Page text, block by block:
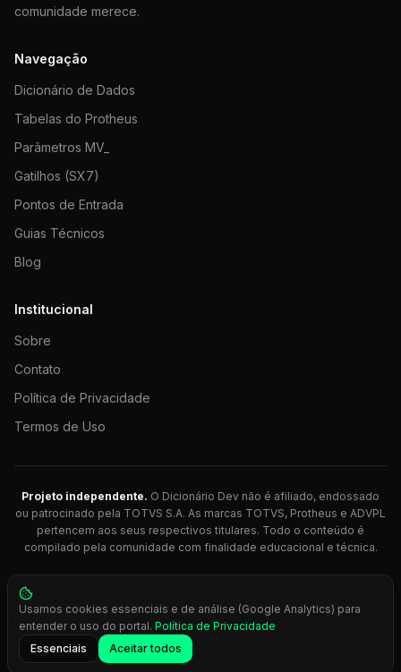
comunidade merece.
Navegação
Dicionário de Dados
Tabelas do Protheus
Parâmetros MV_
Gatilhos (SX7)
Pontos de Entrada
Guias Técnicos
Blog
Institucional
Sobre
Contato
Política de Privacidade
Termos de Uso
Projeto independente. O Dicionário Dev não é afiliado, endossado
ou patrocinado pela TOTVS S.A. As marcas TOTVS, Protheus e ADVPL
pertencem aos seus respectivos titulares. Todo o conteúdo é
compilado pela comunidade com finalidade educacional e técnica.
© 2026 Dicionário Dev. Feito com 💚 para desenvolvedores
Protheus.
Press Ctrl+K
Usamos cookies essenciais e de análise (Google Analytics) para
entender o uso do portal. Política de Privacidade
Essenciais
Aceitar todos